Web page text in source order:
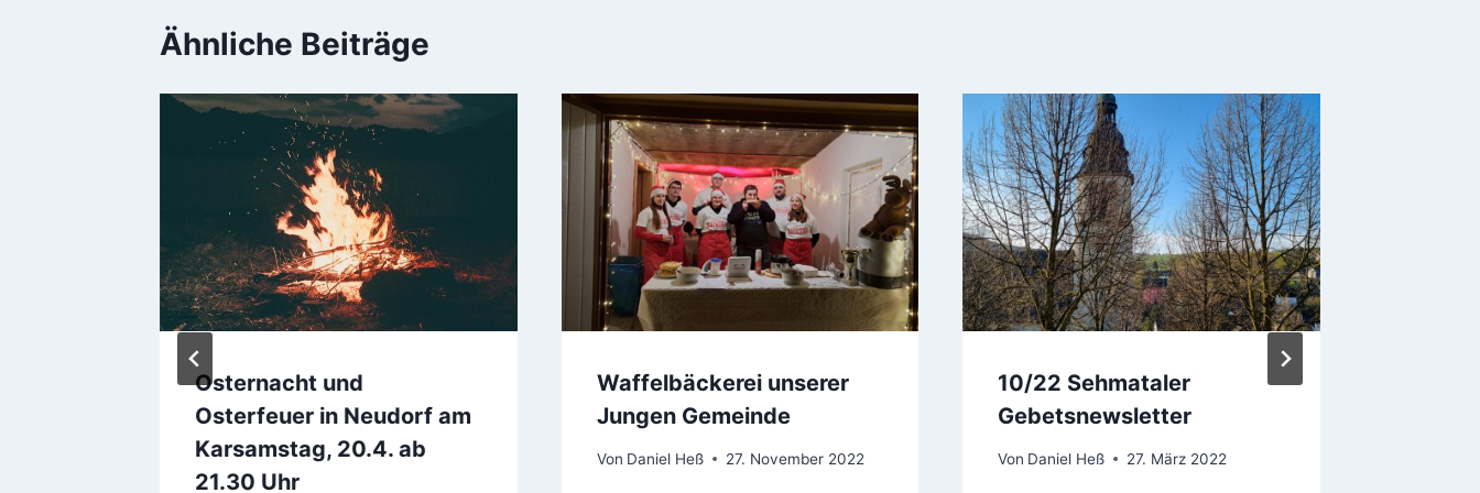
Ähnliche Beiträge
Osternacht und
Osterfeuer in Neudorf am
Karsamstag, 20.4. ab
21.30 Uhr
Waffelbäckerei unserer
Jungen Gemeinde
Von Daniel Heß 27. November 2022
10/22 Sehmataler
Gebetsnewsletter
Von Daniel Heß 27. März 2022